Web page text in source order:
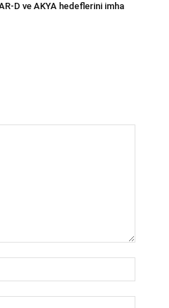
D ve AKYA hedeflerini imha